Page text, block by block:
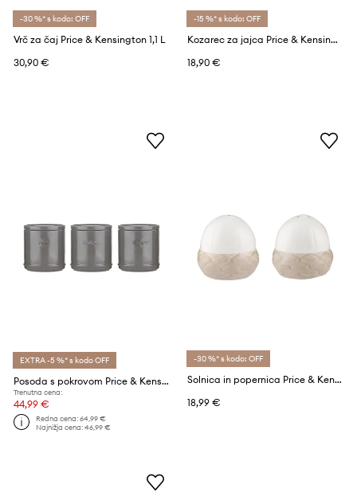
-30 %* s kodo: OFF
Vrč za čaj Price & Kensington 1,1 L
30,90 €
-15 %* s kodo: OFF
Kozarec za jajca Price & Kensington Acorn 2-pack
18,90 €
EXTRA -5 %* s kodo OFF
Posoda s pokrovom Price & Kensington 3-pack
Trenutna cena:
44,99 €
Redna cena:64,99 €
Najnižja cena:46,99 €
-30 %* s kodo: OFF
Solnica in popernica Price & Kensington
18,99 €